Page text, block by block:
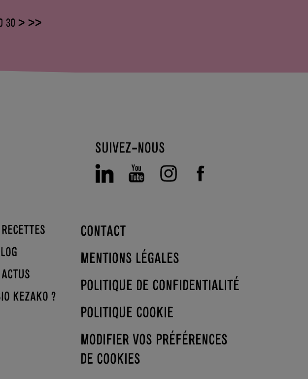
30 > >>
SUIVEZ-NOUS
KEZAKO ?
CONTACT
MENTIONS LÉGALES
POLITIQUE DE CONFIDENTIALITÉ
POLITIQUE COOKIE
MODIFIER VOS PRÉFÉRENCES
DE COOKIES